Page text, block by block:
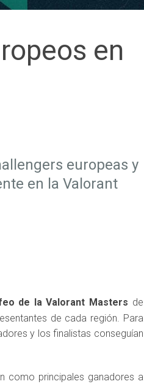
en
europeas y
en la Valorant
de la Valorant Masters de
de cada región. Para
y los finalistas conseguían
como principales ganadores a